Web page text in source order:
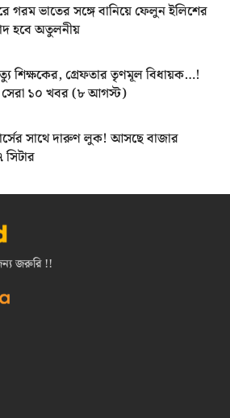
গরম ভাতের সঙ্গে বানিয়ে ফেলুন ইলিশের
হবে অতুলনীয়
শিক্ষকের, গ্রেফতার তৃণমূল বিধায়ক…!
১০ খবর (৮ আগস্ট)
সাথে দারুণ লুক! আসছে বাজার
জরুরি !!